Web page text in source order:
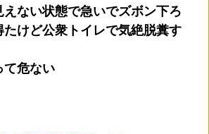
えない状態で急いでズボン下ろ
たけど公衆トイレで気絶脱糞す
て危ない